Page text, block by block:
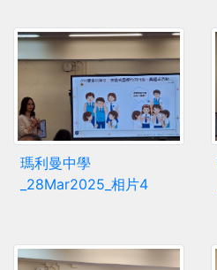
瑪利曼中學
_28Mar2025_相片4